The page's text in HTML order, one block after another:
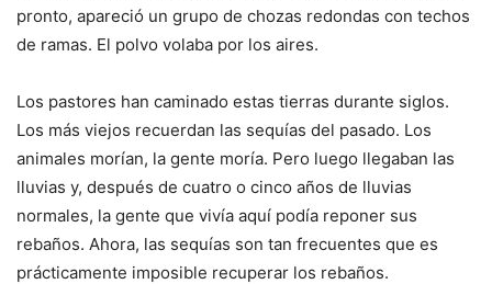
pronto, apareció un grupo de chozas redondas con techos
de ramas. El polvo volaba por los aires.
Los pastores han caminado estas tierras durante siglos.
Los más viejos recuerdan las sequías del pasado. Los
animales morían, la gente moría. Pero luego llegaban las
lluvias y, después de cuatro o cinco años de lluvias
normales, la gente que vivía aquí podía reponer sus
rebaños. Ahora, las sequías son tan frecuentes que es
prácticamente imposible recuperar los rebaños.